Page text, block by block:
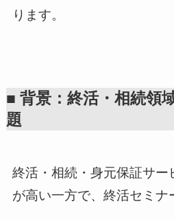
ります。
■ 背景：終活・相続領
題
終活・相続・身元保証サー
が高い一方で、終活セミナ